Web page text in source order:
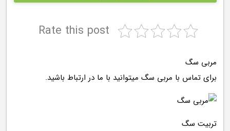
Rate this post
مربی سگ
برای تماس با مربی سگ میتوانید با ما در ارتباط باشید.
تربیت سگ